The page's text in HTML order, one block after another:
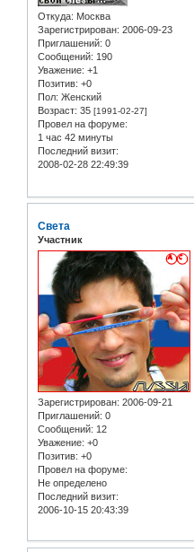
Откуда: Москва
Зарегистрирован: 2006-09-23
Приглашений: 0
Сообщений: 190
Уважение: +1
Позитив: +0
Пол: Женский
Возраст: 35 [1991-02-27]
Провел на форуме:
1 час 42 минуты
Последний визит:
2008-02-28 22:49:39
Света
Участник
Зарегистрирован: 2006-09-21
Приглашений: 0
Сообщений: 12
Уважение: +0
Позитив: +0
Провел на форуме:
Не определено
Последний визит:
2006-10-15 20:43:39